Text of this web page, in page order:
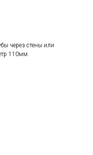
через стены или
110мм.